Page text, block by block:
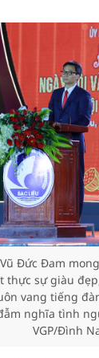
Đức Đam
thực sự giàu
vang tiếng
nghĩa tình
VGP/Đình